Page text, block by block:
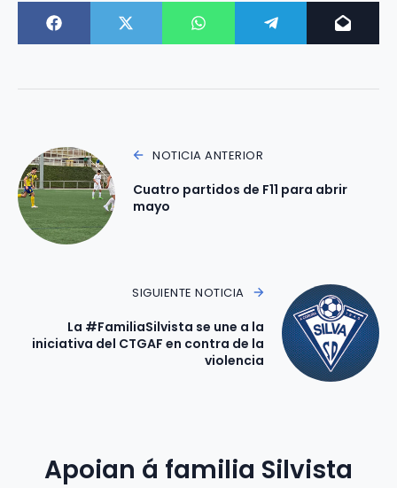
NOTICIA ANTERIOR
Cuatro partidos de F11 para abrir
mayo
SIGUIENTE NOTICIA
La #FamiliaSilvista se une a la
iniciativa del CTGAF en contra de la
violencia
Apoian á familia Silvista